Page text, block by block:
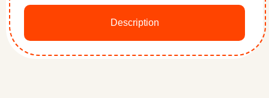
Description